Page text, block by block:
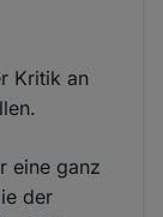
Kritik an
eine ganz
der